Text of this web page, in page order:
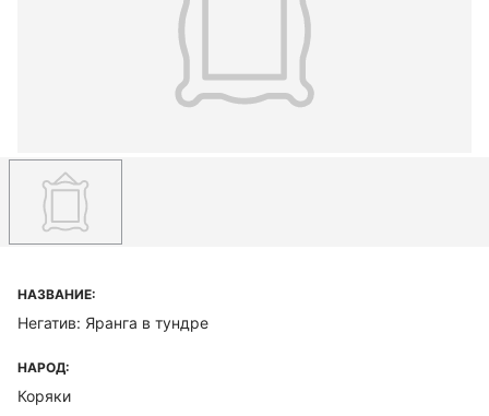
НАЗВАНИЕ:
Негатив: Яранга в тундре
НАРОД:
Коряки